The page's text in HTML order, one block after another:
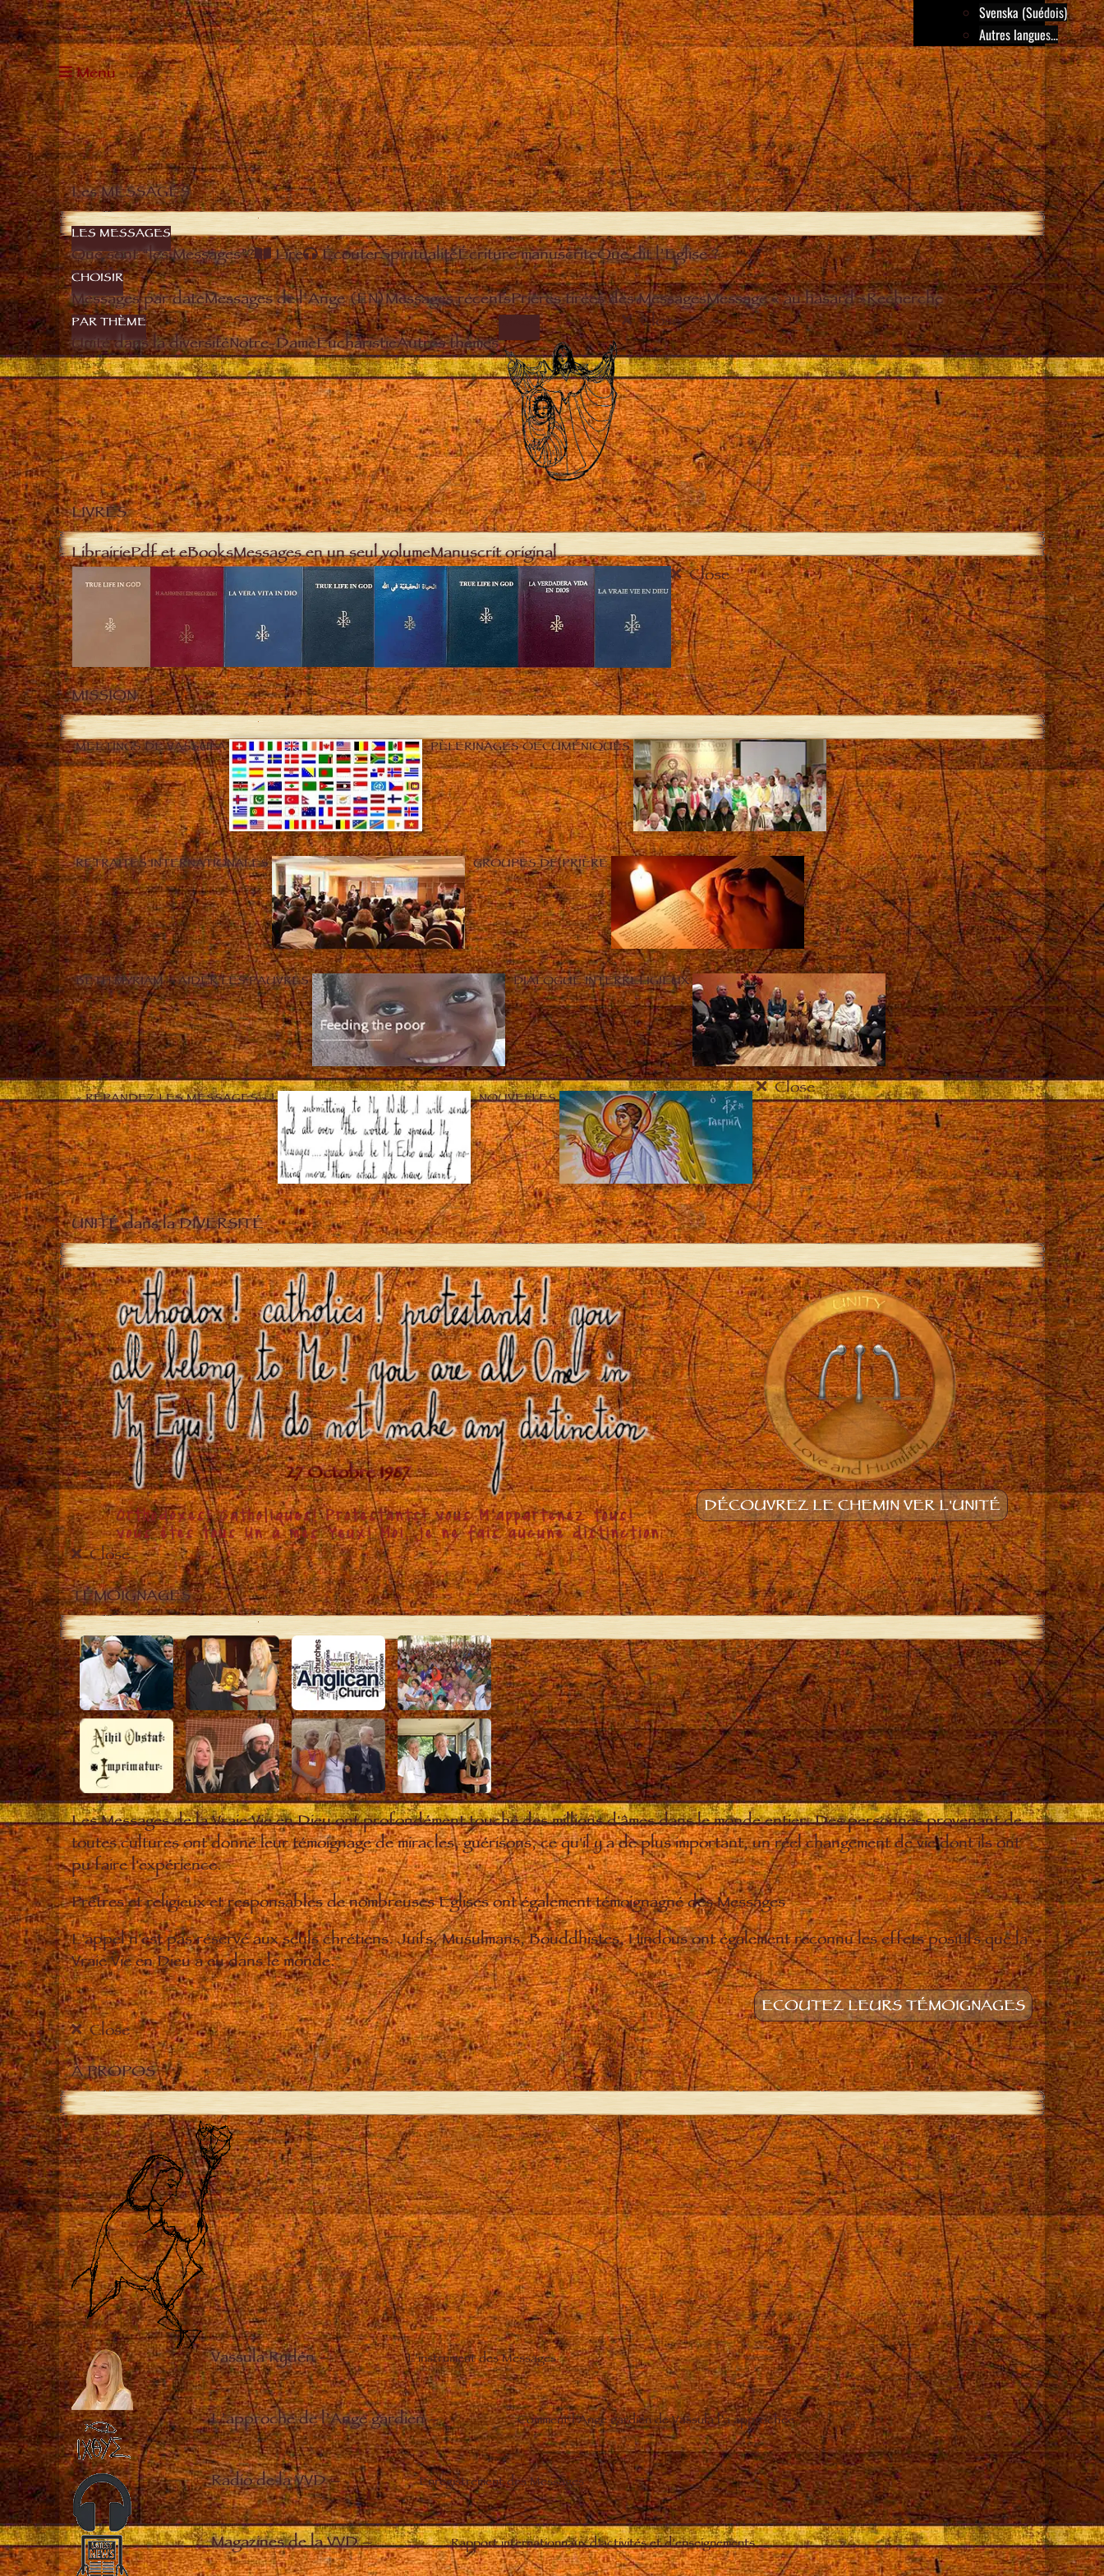
Svenska (Suédois)
Autres langues...
Menu
Les MESSAGES
LES MESSAGES
Que sont “les Messages”? Lire ÉcouterSpiritualitéÉcriture manuscriteQue dit l’Eglise ?
CHOISIR
Messages par dateMessages de l’Ange (EN)Messages récentsPrières tirées des MessagesMessage « au hasard »Recherche
PAR THÈME
Unité dans la diversitéNotre-DameEucharistieAutres thèmes
Close
LIVRES
LibrairiePdf et eBooksMessages en un seul volumeManuscrit original
Close
MISSION
MEETINGS DE VASSULA PÈLERINAGES OECUMÉNIQUES
RETRAITES INTERNATIONALES GROUPES DE PRIÈRE
BETH MYRIAM – AIDER LES PAUVRES DIALOGUE INTERRELIGIEUX
« RÉPANDEZ LES MESSAGES » ! NOUVELLES Close
UNITÉ dans la DIVERSITÉ
DÉCOUVREZ LE CHEMIN VER L'UNITÉ
Close
TÉMOIGNAGES
Les Messages de la Vraie Vie en Dieu ont profondément touché des millions d'âmes dans le monde entier. Des personnes provenant de
toutes cultures ont donné leur témoignage de miracles, guérisons, ce qu'il y a de plus important, un réel changement de vie dont ils ont
pu faire l'expérience.
Prêtres et religieux et responsables de nombreuses Eglises ont également témoignagné des Messages
L'appel n'est pas réservé aux seuls chrétiens. Juifs, Musulmans, Bouddhistes, Hindous ont également reconnu les effets positifs que la
Vraie Vie en Dieu a eu dans le monde.
ECOUTEZ LEURS TÉMOIGNAGES
Close
À PROPOS
Vassula Rydén– L’instrument des Messages
L’approche de l’Ange gardien– Comment l’Ange gardien de Vassula l’a approchée
Radio de la VVD– Enregistrement des Messages
Magazines de la VVD– Rapport internationnaux d’activités et d’enseignements